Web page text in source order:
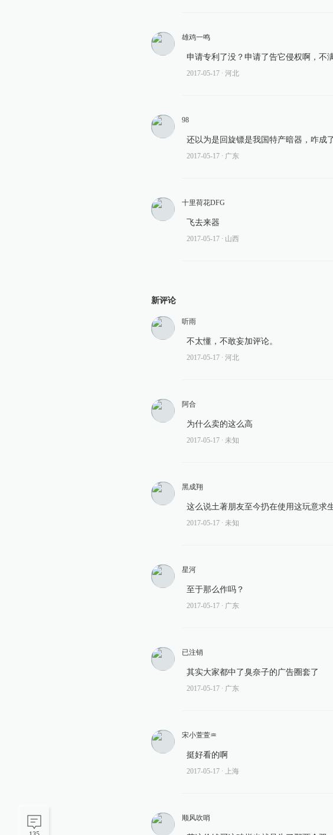
雄鸡一鸣
申请专利了没？申请了告它侵权啊，不
2017-05-17 ∙ 河北
98
还以为是回旋镖是我国特产暗器，咋成
2017-05-17 ∙ 广东
十里荷花DFG
飞去来器
2017-05-17 ∙ 山西
新评论
听雨
不太懂，不敢妄加评论。
2017-05-17 ∙ 河北
阿合
为什么卖的这么高
2017-05-17 ∙ 未知
黑成翔
这么说土著朋友至今扔在使用这玩意求
2017-05-17 ∙ 未知
星河
至于那么作吗？
2017-05-17 ∙ 广东
已注销
其实大家都中了臭奈子的广告圈套了
2017-05-17 ∙ 广东
宋小萱萱♒️
挺好看的啊
2017-05-17 ∙ 上海
顺风吹哨